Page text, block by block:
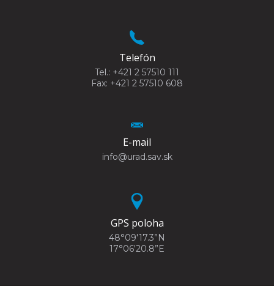
Telefón
Tel.: +421 2 57510 111
Fax: +421 2 57510 608
E-mail
info@urad.sav.sk
GPS poloha
48°09'17.3”N
17°06'20.8”E